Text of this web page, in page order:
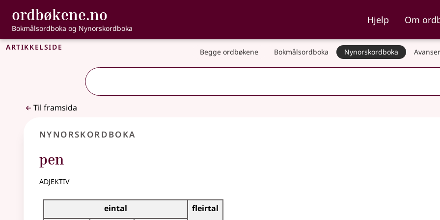
Gå til hovudinnhald
Tilgjenge
ordbøkene.no , Bokmålsordboka og Nynorskordboka
Bokmålsordboka og Nynorskordboka
Hjelp Om
Artikkelside Begge ordbøkene Bokmålsordboka Nynorskordboka
Til framsida
Nynorskordboka
pen
adjektiv
Bøyningstabell for dette adjektivet
eintal fleirtal